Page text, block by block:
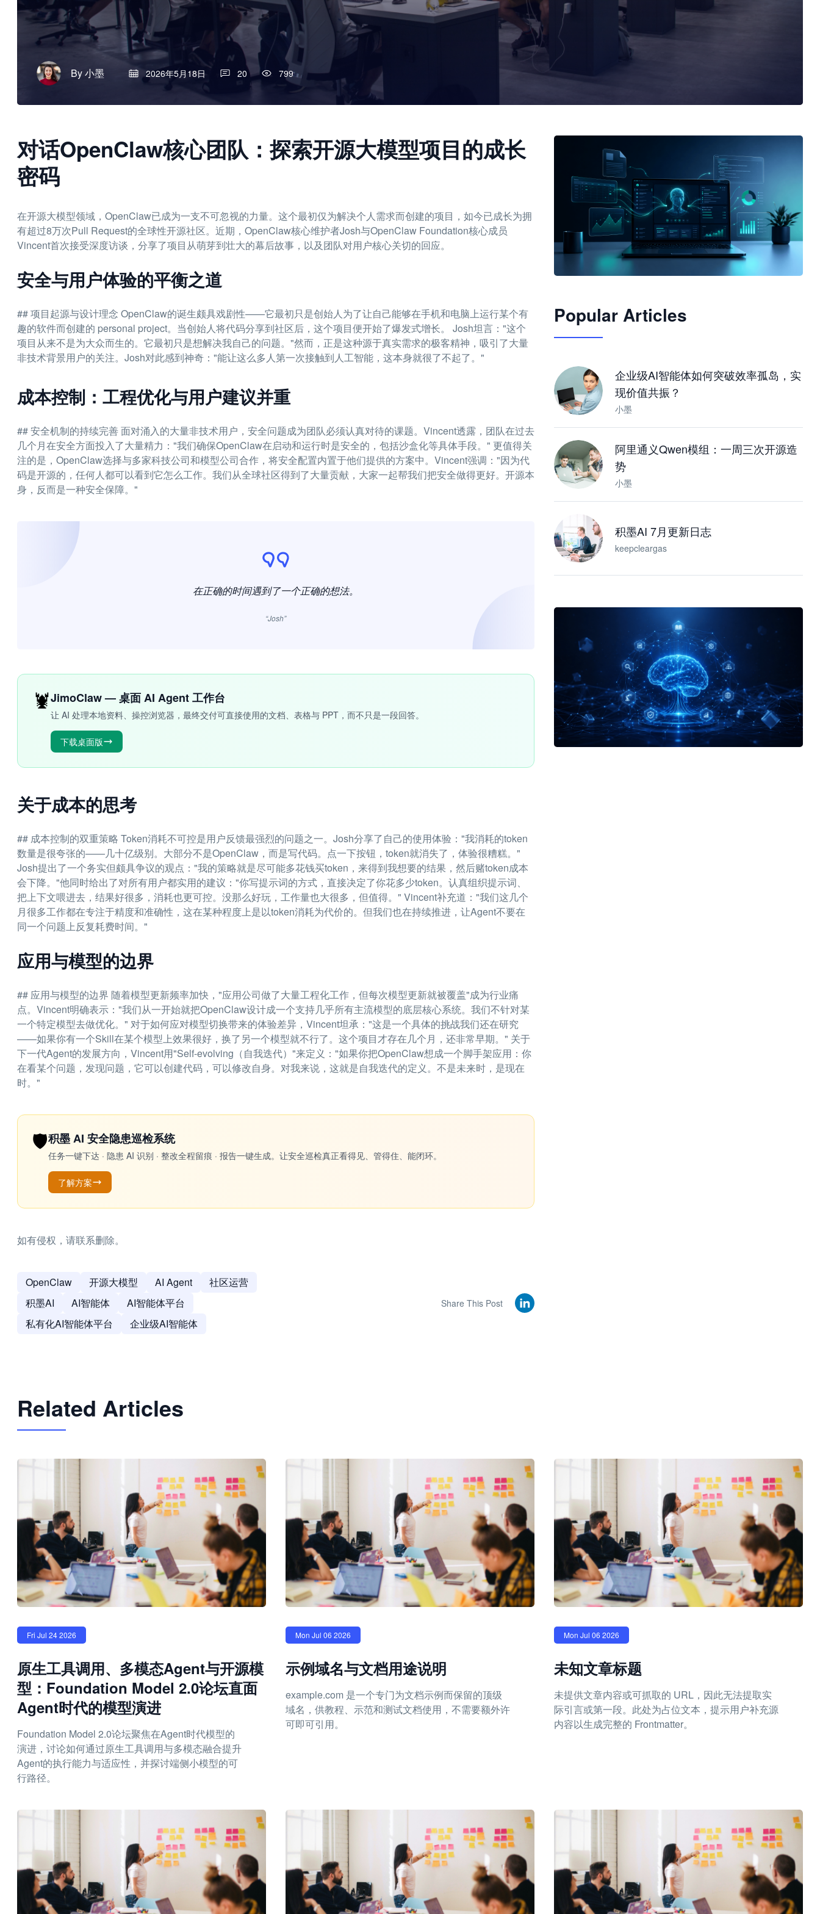
By小墨 2026年5月18日 20 799
对话OpenClaw核心团队：探索开源大模型项目的成长
密码
在开源大模型领域，OpenClaw已成为一支不可忽视的力量。这个最初仅为解决个人需求而创建的项目，如今已成长为拥
有超过8万次Pull Request的全球性开源社区。近期，OpenClaw核心维护者Josh与OpenClaw Foundation核心成员
Vincent首次接受深度访谈，分享了项目从萌芽到壮大的幕后故事，以及团队对用户核心关切的回应。
安全与用户体验的平衡之道
## 项目起源与设计理念 OpenClaw的诞生颇具戏剧性——它最初只是创始人为了让自己能够在手机和电脑上运行某个有
趣的软件而创建的 personal project。当创始人将代码分享到社区后，这个项目便开始了爆发式增长。 Josh坦言："这个
项目从来不是为大众而生的。它最初只是想解决我自己的问题。"然而，正是这种源于真实需求的极客精神，吸引了大量
非技术背景用户的关注。Josh对此感到神奇："能让这么多人第一次接触到人工智能，这本身就很了不起了。"
成本控制：工程优化与用户建议并重
## 安全机制的持续完善 面对涌入的大量非技术用户，安全问题成为团队必须认真对待的课题。Vincent透露，团队在过去
几个月在安全方面投入了大量精力："我们确保OpenClaw在启动和运行时是安全的，包括沙盒化等具体手段。" 更值得关
注的是，OpenClaw选择与多家科技公司和模型公司合作，将安全配置内置于他们提供的方案中。Vincent强调："因为代
码是开源的，任何人都可以看到它怎么工作。我们从全球社区得到了大量贡献，大家一起帮我们把安全做得更好。开源本
身，反而是一种安全保障。"
在正确的时间遇到了一个正确的想法。
“Josh”
🦞JimoClaw — 桌面 AI Agent 工作台
让 AI 处理本地资料、操控浏览器，最终交付可直接使用的文档、表格与 PPT，而不只是一段回答。
下载桌面版
关于成本的思考
## 成本控制的双重策略 Token消耗不可控是用户反馈最强烈的问题之一。Josh分享了自己的使用体验："我消耗的token
数量是很夸张的——几十亿级别。大部分不是OpenClaw，而是写代码。点一下按钮，token就消失了，体验很糟糕。"
Josh提出了一个务实但颇具争议的观点："我的策略就是尽可能多花钱买token，来得到我想要的结果，然后赌token成本
会下降。"他同时给出了对所有用户都实用的建议："你写提示词的方式，直接决定了你花多少token。认真组织提示词、
把上下文喂进去，结果好很多，消耗也更可控。没那么好玩，工作量也大很多，但值得。" Vincent补充道："我们这几个
月很多工作都在专注于精度和准确性，这在某种程度上是以token消耗为代价的。但我们也在持续推进，让Agent不要在
同一个问题上反复耗费时间。"
应用与模型的边界
## 应用与模型的边界 随着模型更新频率加快，"应用公司做了大量工程化工作，但每次模型更新就被覆盖"成为行业痛
点。Vincent明确表示："我们从一开始就把OpenClaw设计成一个支持几乎所有主流模型的底层核心系统。我们不针对某
一个特定模型去做优化。" 对于如何应对模型切换带来的体验差异，Vincent坦承："这是一个具体的挑战我们还在研究
——如果你有一个Skill在某个模型上效果很好，换了另一个模型就不行了。这个项目才存在几个月，还非常早期。" 关于
下一代Agent的发展方向，Vincent用"Self-evolving（自我迭代）"来定义："如果你把OpenClaw想成一个脚手架应用：你
在看某个问题，发现问题，它可以创建代码，可以修改自身。对我来说，这就是自我迭代的定义。不是未来时，是现在
时。"
🛡️积墨 AI 安全隐患巡检系统
任务一键下达 · 隐患 AI 识别 · 整改全程留痕 · 报告一键生成。让安全巡检真正看得见、管得住、能闭环。
了解方案
如有侵权，请联系删除。
OpenClaw 开源大模型 AI Agent
社区运营
积墨AI
AI智能体
AI智能体平台
私有化AI智能体平台
企业级AI智能体
Share This Post
JimoClaw 桌面 AI Agent 工作台
Popular Articles
企业级AI智能体如何突破效率孤岛，实
现价值共振？
小墨
阿里通义Qwen模组：一周三次开源造
势
小墨
积墨AI 7月更新日志
keepcleargas
Related Articles
Fri Jul 24 2026
原生工具调用、多模态Agent与开源模
型：Foundation Model 2.0论坛直面
Agent时代的模型演进
Foundation Model 2.0论坛聚焦在Agent时代模型的
演进，讨论如何通过原生工具调用与多模态融合提升
Agent的执行能力与适应性，并探讨端侧小模型的可
行路径。
Mon Jul 06 2026
示例域名与文档用途说明
example.com 是一个专门为文档示例而保留的顶级
域名，供教程、示范和测试文档使用，不需要额外许
可即可引用。
Mon Jul 06 2026
未知文章标题
未提供文章内容或可抓取的 URL，因此无法提取实
际引言或第一段。此处为占位文本，提示用户补充源
内容以生成完整的 Frontmatter。